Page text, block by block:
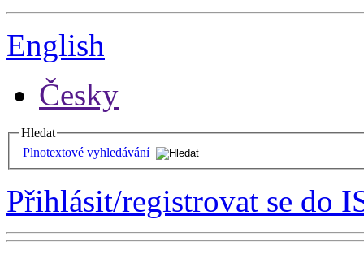
English
Česky
Hledat
Plnotextové vyhledávání
Přihlásit/registrovat se do